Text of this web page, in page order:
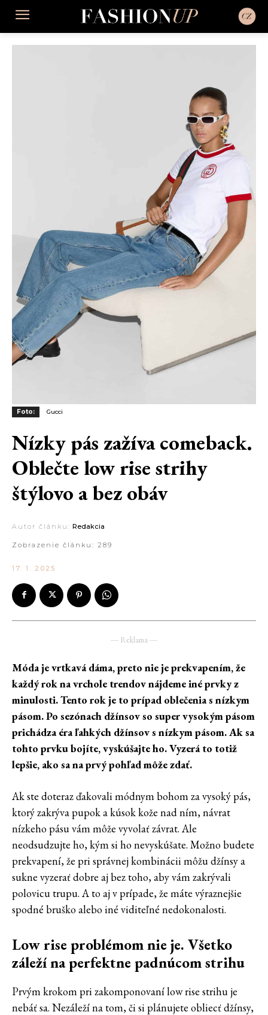
Foto: Gucci
Nízky pás zažíva comeback.
Oblečte low rise strihy
štýlovo a bez obáv
Autor článku: Redakcia
Zobrazenie článku: 289
17. 1. 2025
― Reklama ―
Móda je vrtkavá dáma, preto nie je prekvapením, že
každý rok na vrchole trendov nájdeme iné prvky z
minulosti. Tento rok je to prípad oblečenia s nízkym
pásom. Po sezónach džínsov so super vysokým pásom
prichádza éra ľahkých džínsov s nízkym pásom. Ak sa
tohto prvku bojíte, vyskúšajte ho. Vyzerá to totiž
lepšie, ako sa na prvý pohľad môže zdať.
Ak ste doteraz ďakovali módnym bohom za vysoký pás,
ktorý zakrýva pupok a kúsok kože nad ním, návrat
nízkeho pásu vám môže vyvolať závrat. Ale
neodsudzujte ho, kým si ho nevyskúšate. Možno budete
prekvapení, že pri správnej kombinácii môžu džínsy a
sukne vyzerať dobre aj bez toho, aby vám zakrývali
polovicu trupu. A to aj v prípade, že máte výraznejšie
spodné bruško alebo iné viditeľné nedokonalosti.
Low rise problémom nie je. Všetko
záleží na perfektne padnúcom strihu
Prvým krokom pri zakomponovaní low rise strihu je
nebáť sa. Nezáleží na tom, či si plánujete obliecť džínsy,